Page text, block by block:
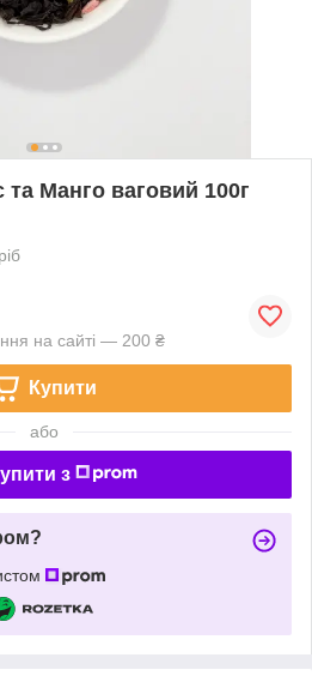
Манго ваговий 100г
на сайті — 200 ₴
Купити
або
з